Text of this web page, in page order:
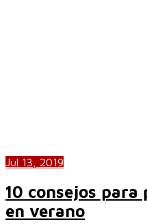
Jul 13, 2019
10 consejos
en verano